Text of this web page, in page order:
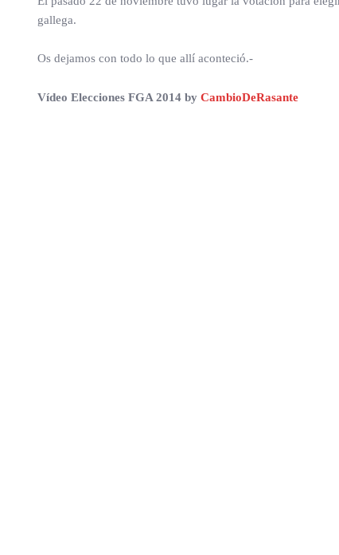
gallega.
Os dejamos con todo lo que allí aconteció.-
Vídeo Elecciones FGA 2014 by CambioDeRasante